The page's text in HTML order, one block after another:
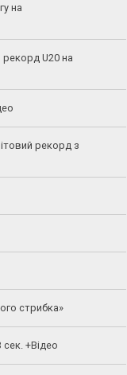
на
рекорд U20 на
рекорд з
стрибка»
сек. +Відео